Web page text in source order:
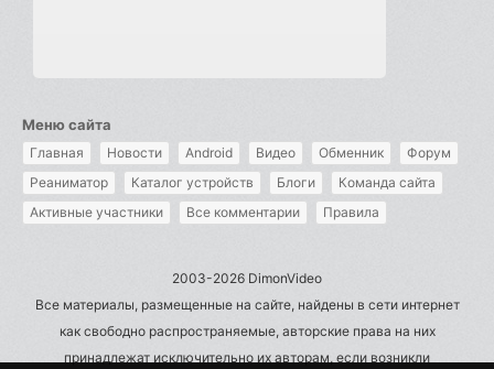
Меню сайта
Главная Новости Android Видео Обменник
Форум
Реаниматор
Каталог устройств Блоги
Команда сайта
Активные участники
Все комментарии Правила
2003-2026 DimonVideo
Все материалы, размещенные на сайте, найдены в сети интернет
как свободно распространяемые, авторские права на них
принадлежат исключительно их авторам, если возникли